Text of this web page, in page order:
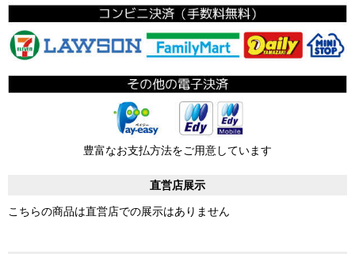
豊富なお支払方法をご用意しています
直営店展示
こちらの商品は直営店での展示はありません